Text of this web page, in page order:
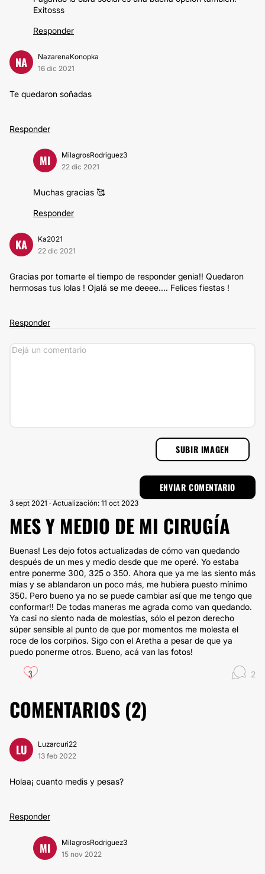
Exitosss
Responder
NA
NazarenaKonopka
16 dic 2021
Te quedaron soñadas
Responder
MI
MilagrosRodriguez3
22 dic 2021
Muchas gracias 🥰
Responder
KA
Ka2021
22 dic 2021
Gracias por tomarte el tiempo de responder genia!! Quedaron
hermosas tus lolas ! Ojalá se me deeee.... Felices fiestas !
Responder
SUBIR IMAGEN
3 sept 2021 · Actualización: 11 oct 2023
MES Y MEDIO DE MI CIRUGÍA
Buenas! Les dejo fotos actualizadas de cómo van quedando
después de un mes y medio desde que me operé. Yo estaba
entre ponerme 300, 325 o 350. Ahora que ya me las siento más
mías y se ablandaron un poco más, me hubiera puesto mínimo
350. Pero bueno ya no se puede cambiar así que me tengo que
conformar!! De todas maneras me agrada como van quedando.
Ya casi no siento nada de molestias, sólo el pezon derecho
súper sensible al punto de que por momentos me molesta el
roce de los corpiños. Sigo con el Aretha a pesar de que ya
puedo ponerme otros. Bueno, acá van las fotos!
3 2
COMENTARIOS (2)
LU
Luzarcuri22
13 feb 2022
Holaa¡ cuanto medis y pesas?
Responder
MI
MilagrosRodriguez3
15 nov 2022